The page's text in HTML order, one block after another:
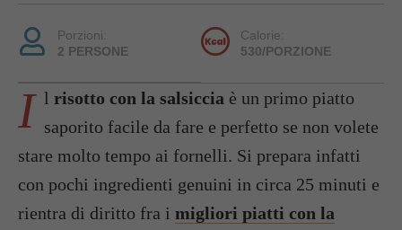
Porzioni:
2 PERSONE
Calorie:
530/PORZIONE
I l risotto con la salsiccia è un primo piatto
saporito facile da fare e perfetto se non volete
stare molto tempo ai fornelli. Si prepara infatti
con pochi ingredienti genuini in circa 25 minuti e
rientra di diritto fra i migliori piatti con la